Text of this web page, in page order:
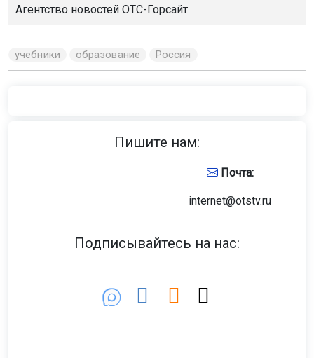
Агентство новостей ОТС-Горсайт
учебники образование Россия
Пишите нам:
Почта:
internet@otstv.ru
Подписывайтесь на нас: